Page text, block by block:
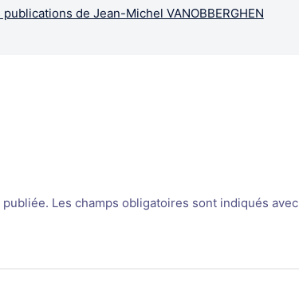
de Jean-Michel VANOBBERGHEN
publiée. Les champs obligatoires sont indiqués avec